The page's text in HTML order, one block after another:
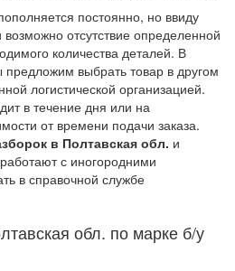
постоянно, но ввиду
возможно отсутствие определенной
количества деталей. В
предложим выбрать товар в другом
логистической организацией.
в течение дня или на
от времени подачи заказа.
в Полтавская обл. и
с иногородними
в справочной службе
обл. по марке б/у